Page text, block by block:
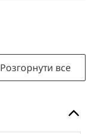
Розгорнути все